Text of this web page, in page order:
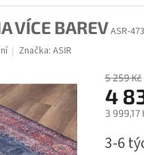
VÍCE BAREVASR-
Značka:ASIR
5 259 Kč
4
3 999,17
cena:
3-6